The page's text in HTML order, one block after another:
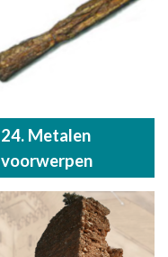
24. Metalen
voorwerpen